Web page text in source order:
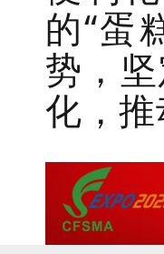
的“蛋
势，
化，